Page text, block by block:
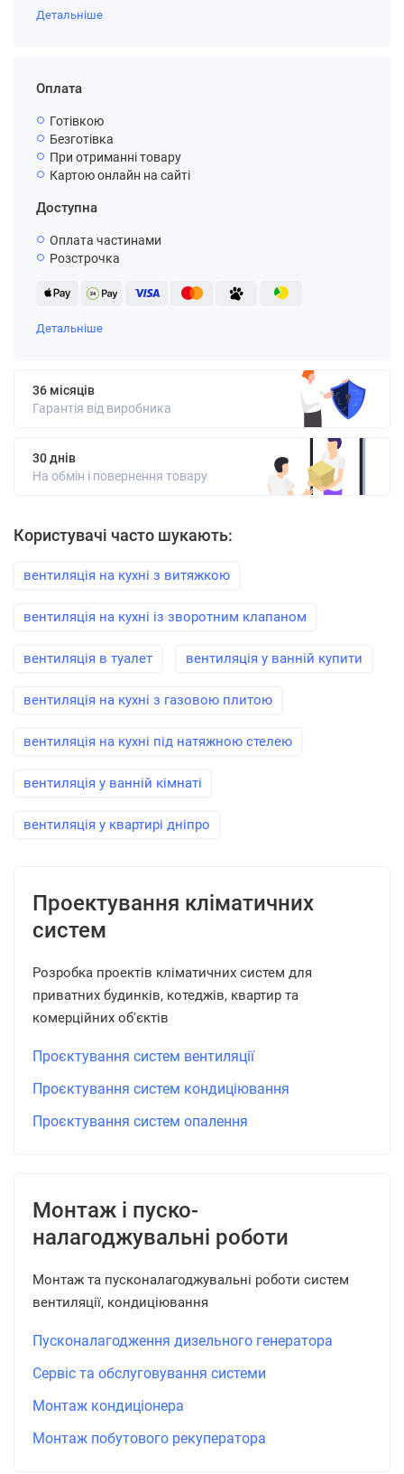
Детальніше
Оплата
Готівкою
Безготівка
При отриманні товару
Картою онлайн на сайті
Доступна
Оплата частинами
Розстрочка
Детальніше
36 місяців
Гарантія від виробника
30 днів
На обмін і повернення товару
Користувачі часто шукають:
вентиляція на кухні з витяжкою
вентиляція на кухні із зворотним клапаном
вентиляція в туалет вентиляція у ванній купити
вентиляція на кухні з газовою плитою
вентиляція на кухні під натяжною стелею
вентиляція у ванній кімнаті
вентиляція у квартирі дніпро
Проектування кліматичних
систем
Розробка проектів кліматичних систем для
приватних будинків, котеджів, квартир та
комерційних об'єктів
Проєктування систем вентиляції
Проєктування систем кондиціювання
Проєктування систем опалення
Монтаж і пуско-
налагоджувальні роботи
Монтаж та пусконалагоджувальні роботи систем
вентиляції, кондиціювання
Пусконалагодження дизельного генератора
Сервіс та обслуговування системи
Монтаж кондиціонера
Монтаж побутового рекуператора